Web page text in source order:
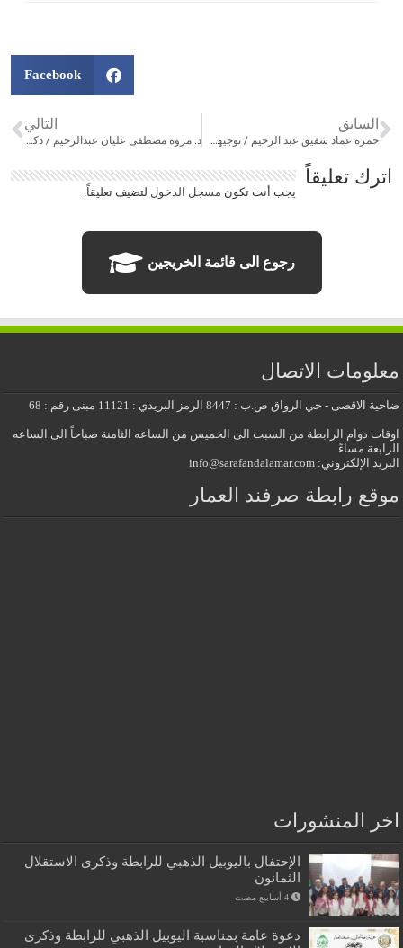
Facebook
السابق
حمزة عماد شفيق عبد الرحيم / توجيهي – علمي
التالي
د. مروة مصطفى عليان عبدالرحيم / دكتوراة علم حاسوب
اترك تعليقاً
يجب أنت تكون مسجل الدخول لتضيف تعليقاً.
رجوع الى قائمة الخريجين
معلومات الاتصال
ضاحية الاقصى - حي الرواق ص.ب : 8447 الرمز البريدي : 11121 مبنى رقم : 68
اوقات دوام الرابطة من السبت الى الخميس من الساعه الثامنة صباحاً الى الساعه
الرابعة مساءً
البريد الإلكتروني: info@sarafandalamar.com
موقع رابطة صرفند العمار
اخر المنشورات
الإحتفال باليوبيل الذهبي للرابطة وذكرى الاستقلال
الثمانون
‏4 أسابيع مضت
دعوة عامة بمناسبة اليوبيل الذهبي للرابطة وذكرى